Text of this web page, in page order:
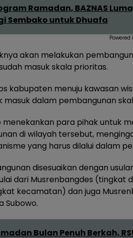
Ramadan, BAZNAS
Sembako untuk Dhuafa
Powered
akan melakukan
masuk skala prioritas.
kabupaten menuju kawasan
masuk dalam pembangunan
menekankan para pihak untuk
di wilayah tersebut,
yang harus dilalui dalam
disesuaikan dengan
dari Musrenbangdes (tingkat
kecamatan) dan juga
Subowo.
Bulan Penuh Berkah,